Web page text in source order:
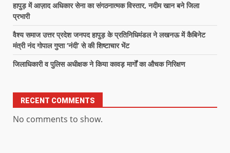
हापुड़ में आज़ाद अधिकार सेना का संगठनात्मक विस्तार, नदीम खान बने जिला
प्रभारी
वैश्य समाज उत्तर प्रदेश जनपद हापुड़ के प्रतिनिधिमंडल ने लखनऊ में कैबिनेट
मंत्री नंद गोपाल गुप्ता ‘नंदी’ से की शिष्टाचार भेंट
जिलाधिकारी व पुलिस अधीक्षक ने किया कावड़ मार्गों का औचक निरिक्षण
RECENT COMMENTS
No comments to show.